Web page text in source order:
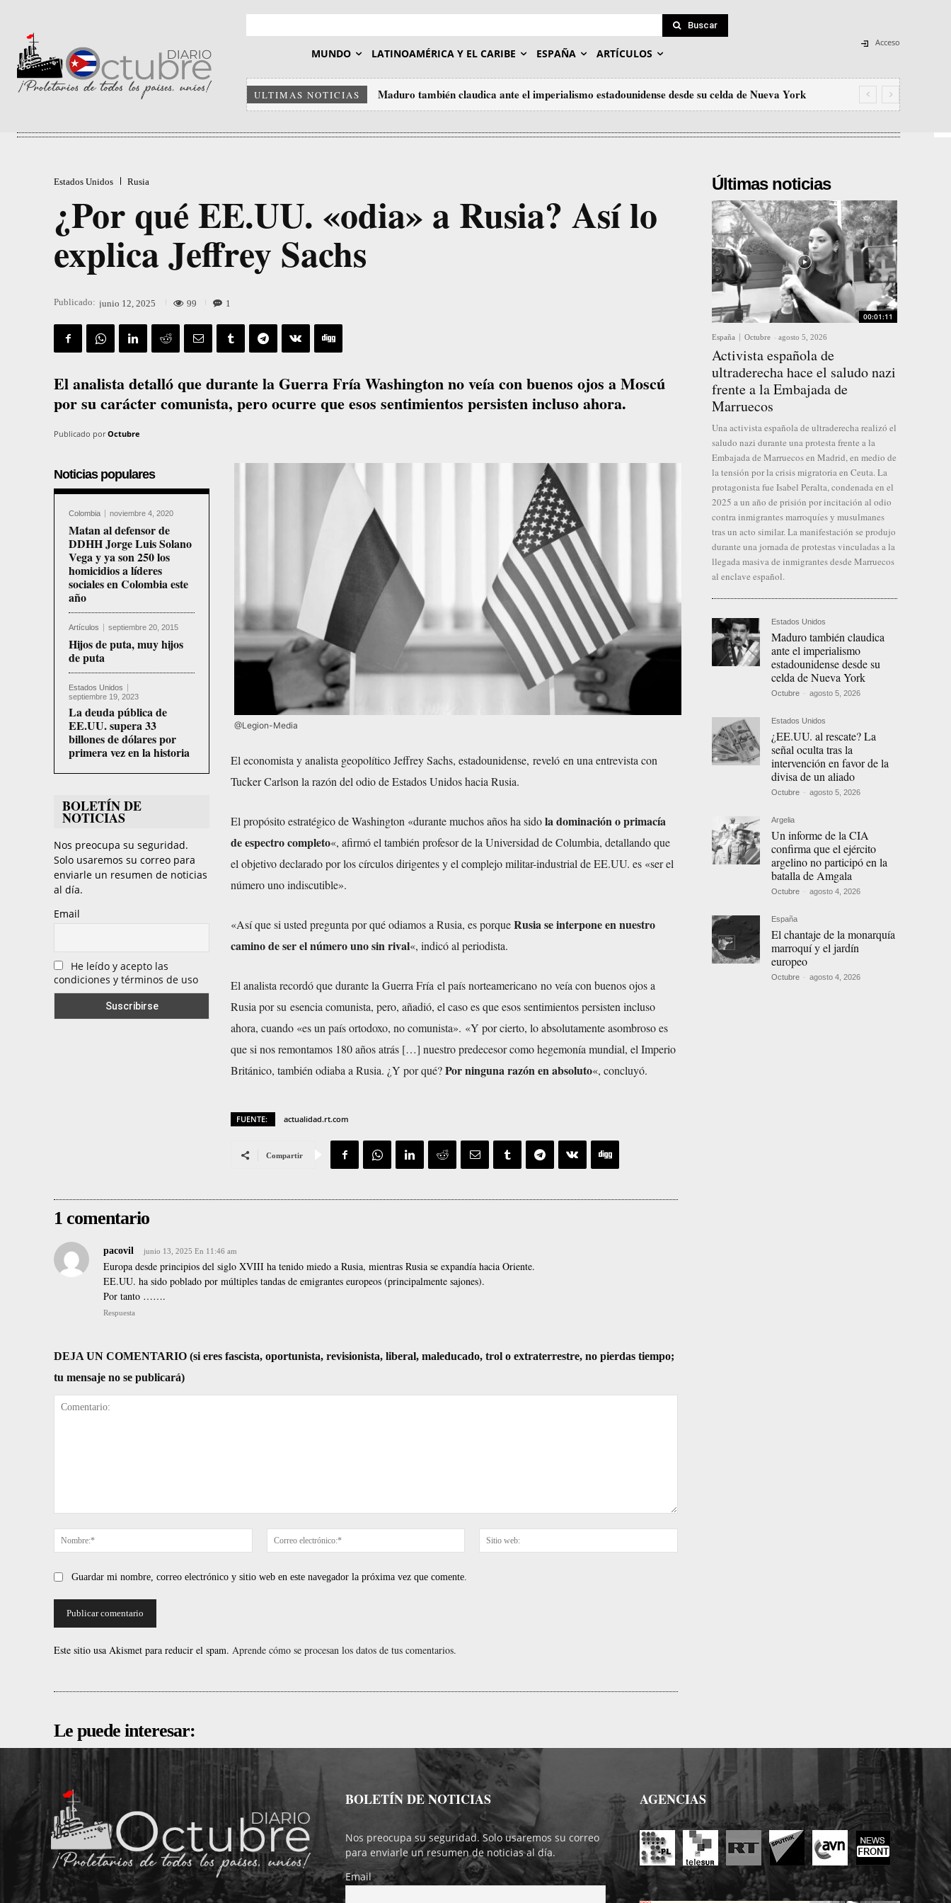
Buscar
MUNDO LATINOAMÉRICA Y EL CARIBE ESPAÑA ARTÍCULOS
Acceso
ULTIMAS NOTICIAS Maduro también claudica ante el imperialismo estadounidense desde su celda de Nueva York
Estados Unidos Rusia
¿Por qué EE.UU. «odia» a Rusia? Así lo
explica Jeffrey Sachs
Publicado: junio 12, 2025 99 1
El analista detalló que durante la Guerra Fría Washington no veía con buenos ojos a Moscú
por su carácter comunista, pero ocurre que esos sentimientos persisten incluso ahora.
Publicado por Octubre
Noticias populares
Colombia noviembre 4, 2020
Matan al defensor de
DDHH Jorge Luis Solano
Vega y ya son 250 los
homicidios a líderes
sociales en Colombia este
año
Artículos septiembre 20, 2015
Hijos de puta, muy hijos
de puta
Estados Unidos
septiembre 19, 2023
La deuda pública de
EE.UU. supera 33
billones de dólares por
primera vez en la historia
BOLETÍN DE
NOTICIAS
Nos preocupa su seguridad.
Solo usaremos su correo para
enviarle un resumen de noticias
al día.
Email
He leído y acepto las
condiciones y términos de uso
@Legion-Media
El economista y analista geopolítico Jeffrey Sachs, estadounidense, reveló en una entrevista con
Tucker Carlson la razón del odio de Estados Unidos hacia Rusia.
El propósito estratégico de Washington «durante muchos años ha sidola dominación o primacía
de espectro completo«, afirmó el también profesor de la Universidad de Columbia, detallando que
el objetivo declarado por los círculos dirigentes y el complejo militar-industrial de EE.UU. es «ser el
número uno indiscutible».
«Así que si usted pregunta por qué odiamos a Rusia, es porqueRusia se interpone en nuestro
camino de ser el número uno sin rival«, indicó al periodista.
El analista recordó que durante la Guerra Fría el país norteamericano no veía con buenos ojos a
Rusia por su esencia comunista, pero, añadió, el caso es que esos sentimientos persisten incluso
ahora, cuando «es un país ortodoxo, no comunista». «Y por cierto, lo absolutamente asombroso es
que si nos remontamos 180 años atrás […] nuestro predecesor como hegemonía mundial, el Imperio
Británico, también odiaba a Rusia. ¿Y por qué?Por ninguna razón en absoluto«, concluyó.
FUENTE: actualidad.rt.com
Compartir
1 comentario
pacovil junio 13, 2025 En 11:46 am
Europa desde principios del siglo XVIII ha tenido miedo a Rusia, mientras Rusia se expandía hacia Oriente.
EE.UU. ha sido poblado por múltiples tandas de emigrantes europeos (principalmente sajones).
Por tanto …….
Respuesta
DEJA UN COMENTARIO (si eres fascista, oportunista, revisionista, liberal, maleducado, trol o extraterrestre, no pierdas tiempo;
tu mensaje no se publicará)
Nombre:*
Correo
electrónico:*
web:
Guardar mi nombre, correo electrónico y sitio web en este navegador la próxima vez que comente.
Este sitio usa Akismet para reducir el spam. Aprende cómo se procesan los datos de tus comentarios.
Últimas noticias
00:01:11
España Octubre - agosto 5, 2026
Activista española de
ultraderecha hace el saludo nazi
frente a la Embajada de
Marruecos
Una activista española de ultraderecha realizó el
saludo nazi durante una protesta frente a la
Embajada de Marruecos en Madrid, en medio de
la tensión por la crisis migratoria en Ceuta. La
protagonista fue Isabel Peralta, condenada en el
2025 a un año de prisión por incitación al odio
contra inmigrantes marroquíes y musulmanes
tras un acto similar. La manifestación se produjo
durante una jornada de protestas vinculadas a la
llegada masiva de inmigrantes desde Marruecos
al enclave español.
Estados Unidos
Maduro también claudica
ante el imperialismo
estadounidense desde su
celda de Nueva York
Octubre - agosto 5, 2026
Estados Unidos
¿EE.UU. al rescate? La
señal oculta tras la
intervención en favor de la
divisa de un aliado
Octubre - agosto 5, 2026
Argelia
Un informe de la CIA
confirma que el ejército
argelino no participó en la
batalla de Amgala
Octubre - agosto 4, 2026
España
El chantaje de la monarquía
marroquí y el jardín
europeo
Octubre - agosto 4, 2026
Le puede interesar:
BOLETÍN DE NOTICIAS
Nos preocupa su seguridad. Solo usaremos su correo
para enviarle un resumen de noticias al día.
Email
AGENCIAS